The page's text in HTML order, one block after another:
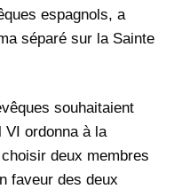
espagnols, a
séparé sur la Sainte
souhaitaient
VI ordonna à la
deux membres
faveur des deux